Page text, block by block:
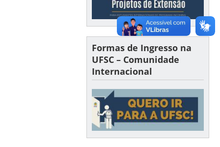
Formas de Ingresso na
UFSC – Comunidade
Internacional